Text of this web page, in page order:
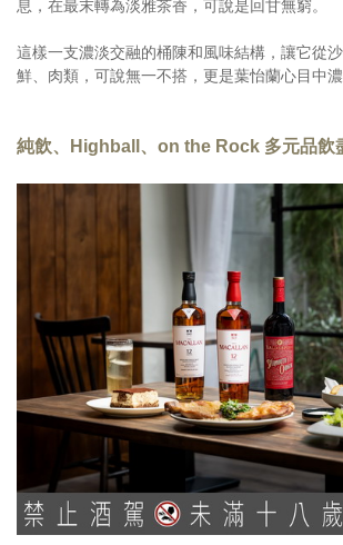
息，在最末轉為淡雅茶香，可說是回甘無窮。
這樣一支濃淡交融的桶陳和風味結構，讓它從
鮮、肉類，可說無一不搭，更是葉怡蘭心目中濃
純飲、Highball、on the Rock 多元品飲